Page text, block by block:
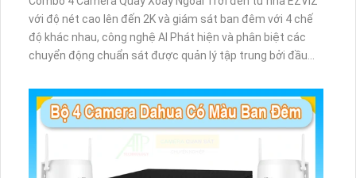
với độ nét cao lên đến 2K và giám sát ban đêm với 4 chế
độ khác nhau, công nghệ AI Phát hiện và phân biệt các
chuyển động chuẩn sát được quản lý tập trung bởi đầu